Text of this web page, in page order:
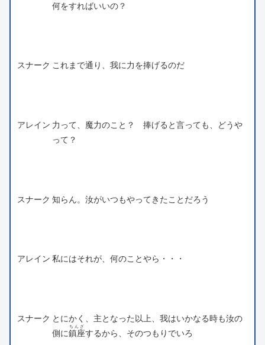
何をすればいいの？
スナーク これまで通り、我に力を捧げるのだ
アレイン 力って、魔力のこと？ 捧げると言っても、どうや
って？
スナーク 知らん。汝がいつもやってきたことだろう
アレイン 私にはそれが、何のことやら・・・
スナーク とにかく、主となった以上、我はいかなる時も汝の
側に鎮座
ちんざ
するから、そのつもりでいろ